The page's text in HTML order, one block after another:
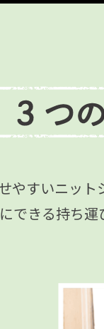
すいニット
できる持ち運